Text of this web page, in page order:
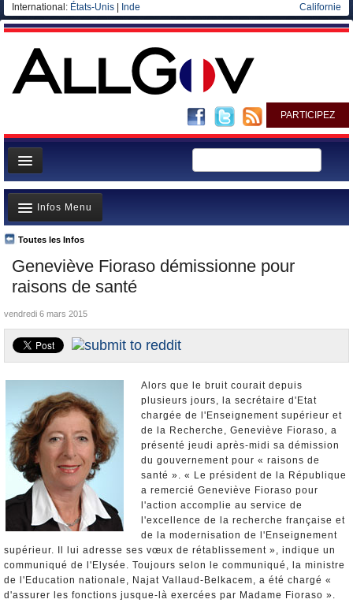
International: États-Unis Inde Californie
PARTICIPEZ
Page d'accueil
Infos
Gouvernement
Ministères/Directions
Blog
Elections européennes
Geneviève Fioraso démissionne pour
raisons de santé
Toutes les Infos
Infos Menu
A la Une
Polémiques
La France et le Monde
Nominations et Démissions
Elections européennes
Infos insolites
vendredi 6 mars 2015
Alors que le bruit courait depuis
plusieurs jours, la secrétaire d'Etat
chargée de l'Enseignement supérieur et
de la Recherche, Geneviève Fioraso, a
présenté jeudi après-midi sa démission
du gouvernement pour « raisons de
santé ». « Le président de la République
a remercié Geneviève Fioraso pour
l'action accomplie au service de
l'excellence de la recherche française et
de la modernisation de l'Enseignement
supérieur. Il lui adresse ses vœux de rétablissement », indique un
communiqué de l'Elysée. Toujours selon le communiqué, la ministre
de l'Education nationale, Najat Vallaud-Belkacem, a été chargé «
d'assurer les fonctions jusque-là exercées par Madame Fioraso ».